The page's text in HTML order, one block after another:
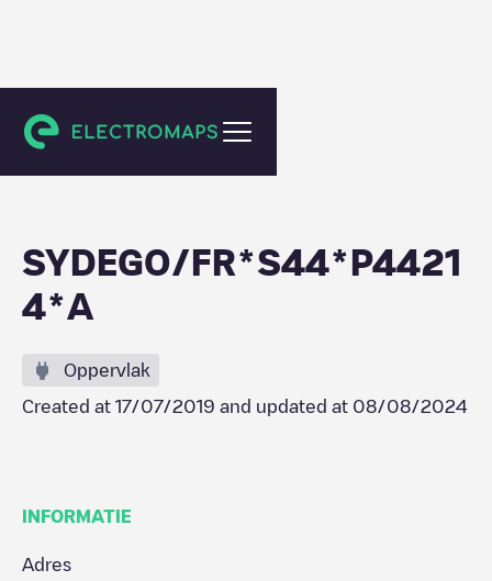
Vay
SYDEGO/FR*S44*P4421
4*A
Oppervlak
Created at 17/07/2019 and updated at 08/08/2024
INFORMATIE
Adres